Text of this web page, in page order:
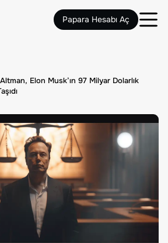
Papara Hesabı Aç
Elon Musk’ın 97 Milyar Dolarlık